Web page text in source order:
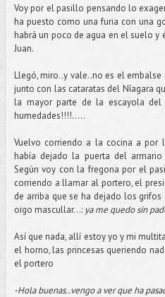
Voy por el pasillo pensando lo
ha puesto como una furia con una
habrá un poco de agua en el suelo
Juan.
Llegó, miro..y vale..no es el embalse
junto con las cataratas del Níagara
la mayor parte de la escayola
humedades!!!!.....
Vuelvo corriendo a la cocina a por
había dejado la puerta del
Según voy con la fregona por el
corriendo a llamar al portero, el
de arriba que se ha dejado los
oigo mascullar…: ya me quedo sin
Así que nada, allí estoy yo y mi
el horno, las princesas queriendo
el portero
-Hola buenas..vengo a ver que ha